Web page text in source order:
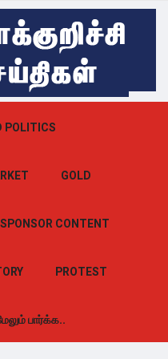
POLITICS
GOLD
SPONSOR CONTENT
PROTEST
பார்க்க..